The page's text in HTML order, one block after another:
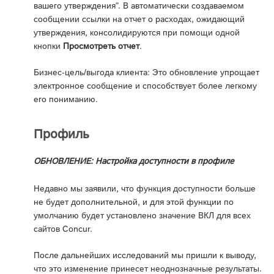
вашего утверждения". В автоматически создаваемом
сообщении ссылки на отчет о расходах, ожидающий
утверждения, консолидируются при помощи одной
кнопки Просмотреть отчет.
Бизнес-цель/выгода клиента: Это обновление упрощает
электронное сообщение и способствует более легкому
его пониманию.
Профиль
ОБНОВЛЕНИЕ: Настройка доступности в профиле
Недавно мы заявили, что функция доступности больше
не будет дополнительной, и для этой функции по
умолчанию будет установлено значение ВКЛ для всех
сайтов Concur.
После дальнейших исследований мы пришли к выводу,
что это изменение принесет неоднозначные результаты.